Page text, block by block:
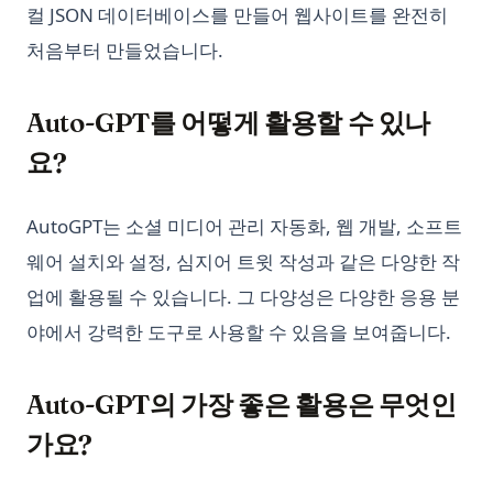
컬 JSON 데이터베이스를 만들어 웹사이트를 완전히
처음부터 만들었습니다.
Auto-GPT를 어떻게 활용할 수 있나
요?
AutoGPT는 소셜 미디어 관리 자동화, 웹 개발, 소프트
웨어 설치와 설정, 심지어 트윗 작성과 같은 다양한 작
업에 활용될 수 있습니다. 그 다양성은 다양한 응용 분
야에서 강력한 도구로 사용할 수 있음을 보여줍니다.
Auto-GPT의 가장 좋은 활용은 무엇인
가요?